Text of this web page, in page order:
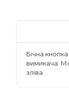
Бічна
вимикача.
зліва.